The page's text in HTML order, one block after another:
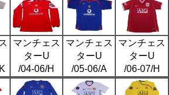
マンチェス
ターU
/04-06/H
マンチェス
ターU
/05-06/A
マンチェス
ターU
/06-07/H